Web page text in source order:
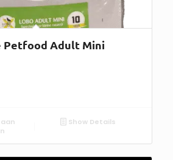
Petfood Adult Mini
Show Details